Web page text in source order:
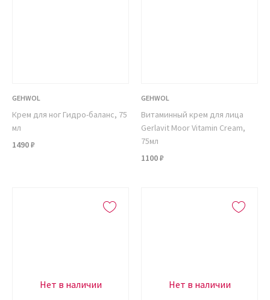
GEHWOL
Крем для ног Гидро-баланс, 75
мл
1490 ₽
GEHWOL
Витаминный крем для лица
Gerlavit Moor Vitamin Cream,
75мл
1100 ₽
Нет в наличии Нет в наличии